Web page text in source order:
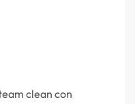
clean con